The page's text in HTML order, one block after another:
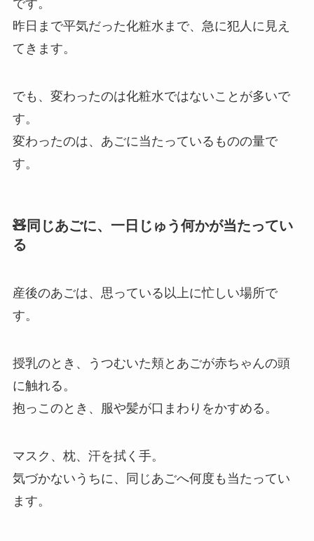
です。
昨日まで平気だった化粧水まで、急に犯人に見え
てきます。
でも、変わったのは化粧水ではないことが多いで
す。
変わったのは、あごに当たっているものの量で
す。
🧸同じあごに、一日じゅう何かが当たってい
る
産後のあごは、思っている以上に忙しい場所で
す。
授乳のとき、うつむいた頬とあごが赤ちゃんの頭
に触れる。
抱っこのとき、服や髪が口まわりをかすめる。
マスク、枕、汗を拭く手。
気づかないうちに、同じあごへ何度も当たってい
ます。